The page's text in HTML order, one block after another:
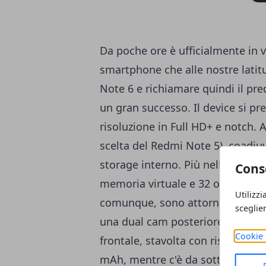
Cookie
Da poche ore è ufficialmente in
smartphone che alle nostre
Note 6 e richiamare quindi il
un gran successo. Il device si
risoluzione in Full HD+ e notch.
scelta del Redmi Note 5),
storage interno. Più nello
memoria virtuale e 32 o 64 GB
comunque, sono attorno ai 200
una dual cam posteriore da
frontale, stavolta con risoluzioni
mAh, mentre c'è da